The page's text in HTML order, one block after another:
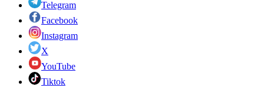
Telegram
Facebook
Instagram
X
YouTube
Tiktok